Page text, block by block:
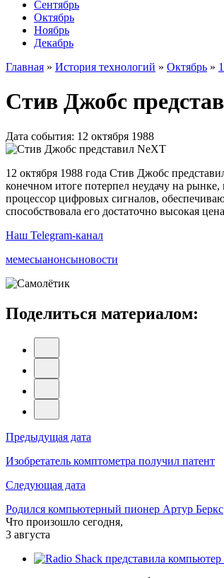
Сентябрь
Октябрь
Ноябрь
Декабрь
Главная » История технологий » Октябрь »
Стив Джобс
Дата события: 12 октября 1988
12 октября 1988 года Стив Джобс
конечном итоге потерпел неудачу на
процессор цифровых сигналов,
способствовала его достаточно высокая
Наш Telegram-канал
мемесыанонсыновости
Поделиться материалом:
Навигация
по
записям
Предыдущая дата
Изобретатель комптометра получил патент
Следующая дата
Родился компьютерный пионер Артур Беркс
Что произошло сегодня,
3 августа